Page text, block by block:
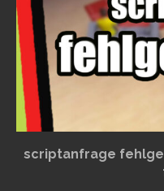
scriptanfrage